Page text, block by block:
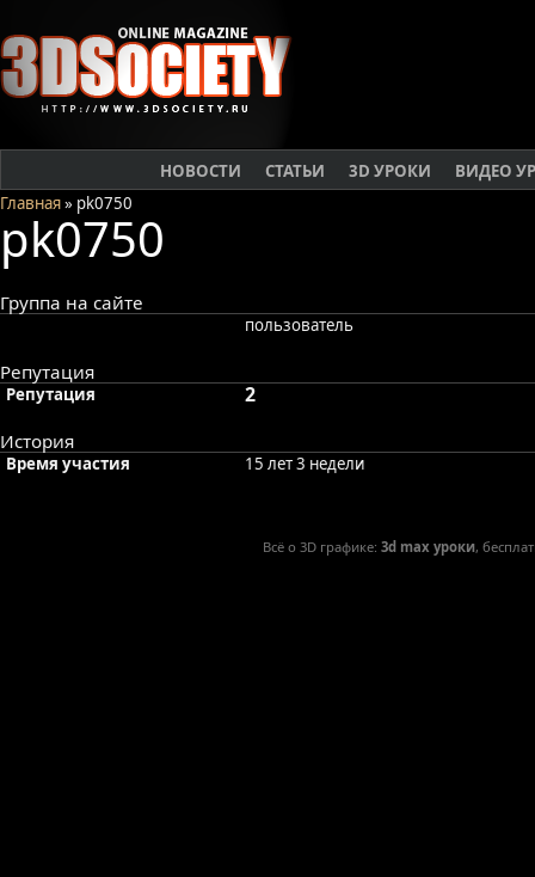
НОВОСТИ СТАТЬИ 3D УРОКИ
ВИДЕО
Главная» pk0750
pk0750
Группа на сайте
пользователь
Репутация
Репутация 2
История
Время участия 15 лет 3 недели
Всё о 3D графике:3d max уроки,